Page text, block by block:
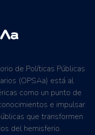
de Políticas Públicas
(OPSAa) está al
como un punto de
e impulsar
que transformen
del hemisferio.